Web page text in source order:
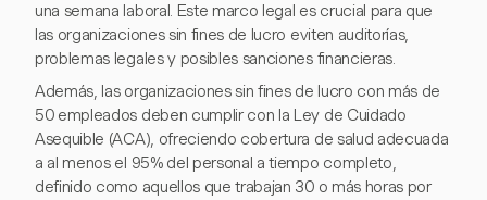
una semana laboral. Este marco legal es crucial para que
las organizaciones sin fines de lucro eviten auditorías,
problemas legales y posibles sanciones financieras.
Además, las organizaciones sin fines de lucro con más de
50 empleados deben cumplir con la Ley de Cuidado
Asequible (ACA), ofreciendo cobertura de salud adecuada
a al menos el 95% del personal a tiempo completo,
definido como aquellos que trabajan 30 o más horas por